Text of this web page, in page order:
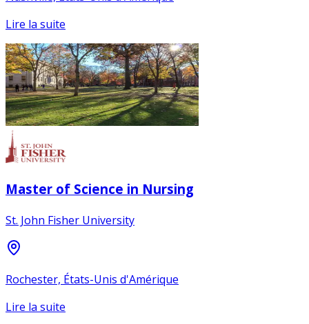
Lire la suite
Master of Science in Nursing
St. John Fisher University
Rochester, États-Unis d'Amérique
Lire la suite